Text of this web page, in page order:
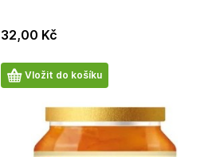
32,00 Kč
Počet
produktů
Vložit do košíku